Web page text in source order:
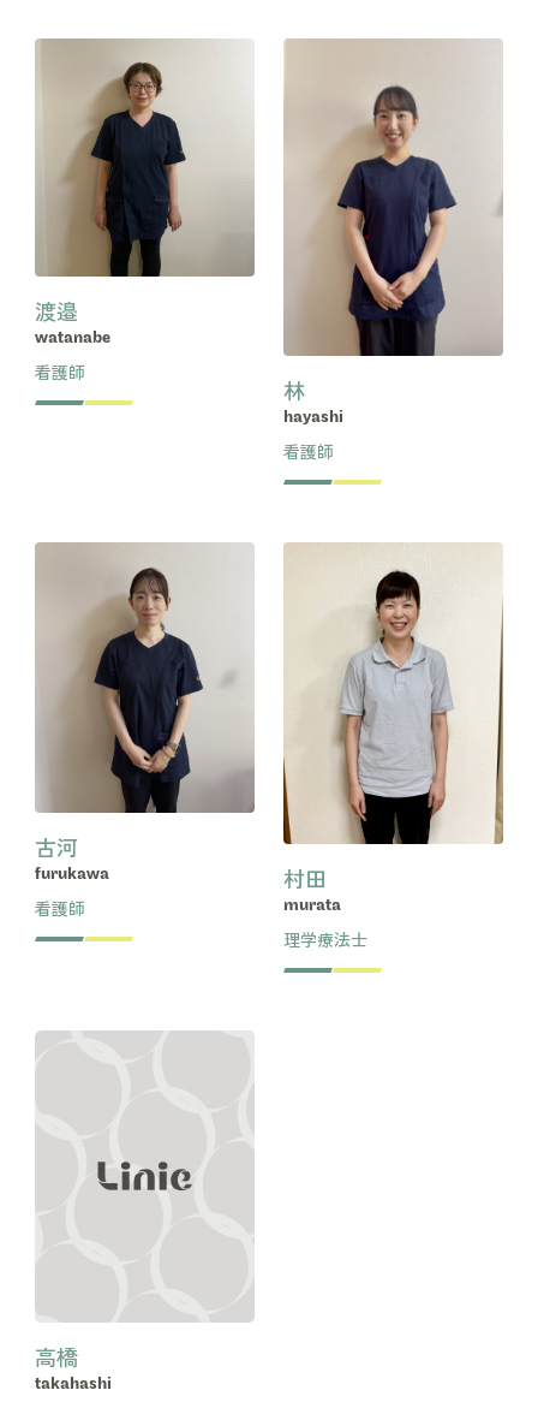
渡邉
watanabe
看護師
林
hayashi
看護師
古河
furukawa
看護師
村田
murata
理学療法士
高橋
takahashi